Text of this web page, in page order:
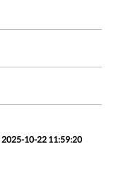
2025-10-22 11:59:20